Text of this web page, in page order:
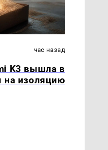
час назад
K3 вышла в
на изоляцию